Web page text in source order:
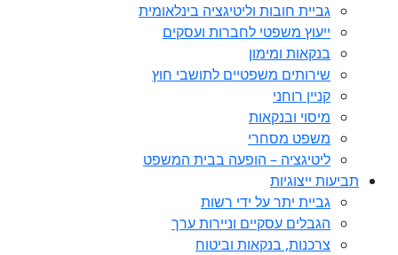
גביית חובות וליטיגציה בינלאומית
ייעוץ משפטי לחברות ועסקים
בנקאות ומימון
שירותים משפטיים לתושבי חוץ
קניין רוחני
מיסוי ובנקאות
משפט מסחרי
ליטיגציה – הופעה בבית המשפט
תביעות ייצוגיות
גביית יתר על ידי רשות
הגבלים עסקיים וניירות ערך
צרכנות, בנקאות וביטוח